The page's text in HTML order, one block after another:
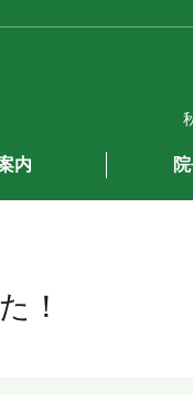
内
！